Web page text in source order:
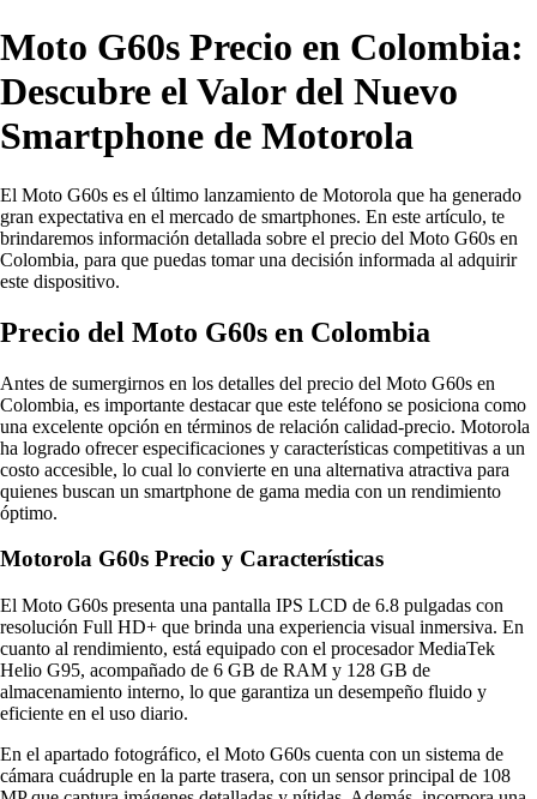
Moto G60s Precio en Colombia:
Descubre el Valor del Nuevo
Smartphone de Motorola
El Moto G60s es el último lanzamiento de Motorola que ha generado
gran expectativa en el mercado de smartphones. En este artículo, te
brindaremos información detallada sobre el precio del Moto G60s en
Colombia, para que puedas tomar una decisión informada al adquirir
este dispositivo.
Precio del Moto G60s en Colombia
Antes de sumergirnos en los detalles del precio del Moto G60s en
Colombia, es importante destacar que este teléfono se posiciona como
una excelente opción en términos de relación calidad-precio. Motorola
ha logrado ofrecer especificaciones y características competitivas a un
costo accesible, lo cual lo convierte en una alternativa atractiva para
quienes buscan un smartphone de gama media con un rendimiento
óptimo.
Motorola G60s Precio y Características
El Moto G60s presenta una pantalla IPS LCD de 6.8 pulgadas con
resolución Full HD+ que brinda una experiencia visual inmersiva. En
cuanto al rendimiento, está equipado con el procesador MediaTek
Helio G95, acompañado de 6 GB de RAM y 128 GB de
almacenamiento interno, lo que garantiza un desempeño fluido y
eficiente en el uso diario.
En el apartado fotográfico, el Moto G60s cuenta con un sistema de
cámara cuádruple en la parte trasera, con un sensor principal de 108